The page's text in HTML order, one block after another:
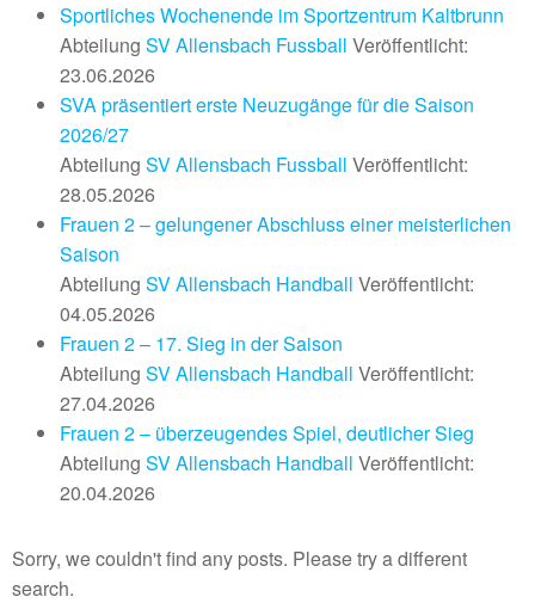
Sportliches Wochenende im Sportzentrum Kaltbrunn
Abteilung SV Allensbach Fussball Veröffentlicht:
23.06.2026
SVA präsentiert erste Neuzugänge für die Saison
2026/27
Abteilung SV Allensbach Fussball Veröffentlicht:
28.05.2026
Frauen 2 – gelungener Abschluss einer meisterlichen
Saison
Abteilung SV Allensbach Handball Veröffentlicht:
04.05.2026
Frauen 2 – 17. Sieg in der Saison
Abteilung SV Allensbach Handball Veröffentlicht:
27.04.2026
Frauen 2 – überzeugendes Spiel, deutlicher Sieg
Abteilung SV Allensbach Handball Veröffentlicht:
20.04.2026
Sorry, we couldn't find any posts. Please try a different
search.